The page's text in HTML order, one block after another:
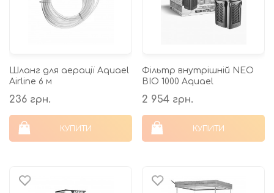
Шланг для аерації Aquael
Airline 6 м
236 грн.
КУПИТИ
Фільтр внутрішній NEO
BIO 1000 Aquael
2 954 грн.
КУПИТИ